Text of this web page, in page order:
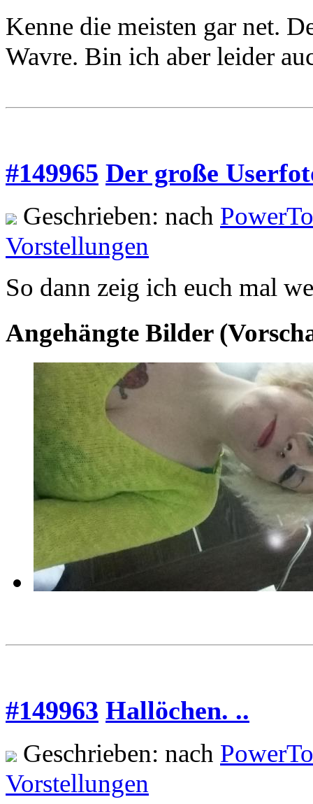
Kenne die meisten gar net.
Wavre. Bin ich aber leider
#149965 Der große
Geschrieben: nach
Vorstellungen
So dann zeig ich euch mal
Angehängte Bilder
#149963 Hallöchen. ..
Geschrieben: nach
Vorstellungen